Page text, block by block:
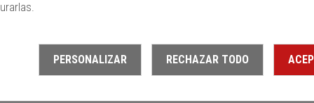
PERSONALIZAR RECHAZAR TODO